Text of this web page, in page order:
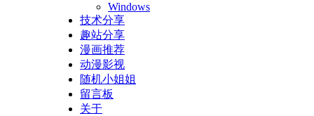
Windows
技术分享
趣站分享
漫画推荐
动漫影视
随机小姐姐
留言板
关于